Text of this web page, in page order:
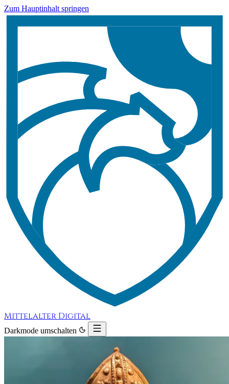
Zum Hauptinhalt springen
Mittelalter Digital
Darkmode umschalten